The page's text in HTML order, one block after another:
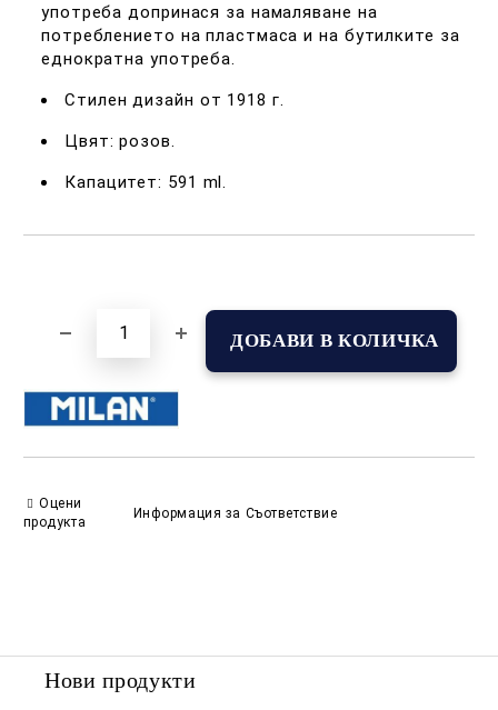
употреба допринася за намаляване на
потреблението на пластмаса и на бутилките за
еднократна употреба.
Стилен дизайн от 1918 г.
Цвят: розов.
Капацитет: 591 ml.
Оцени
продукта
Информация за Съответствие
Нови продукти